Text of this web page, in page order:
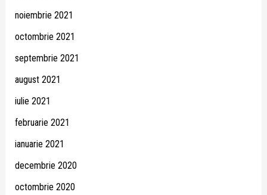
noiembrie 2021
octombrie 2021
septembrie 2021
august 2021
iulie 2021
februarie 2021
ianuarie 2021
decembrie 2020
octombrie 2020